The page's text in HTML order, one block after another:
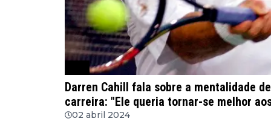
Darren Cahill fala sobre a mentalidade
carreira: "Ele queria tornar-se melhor
02 abril 2024